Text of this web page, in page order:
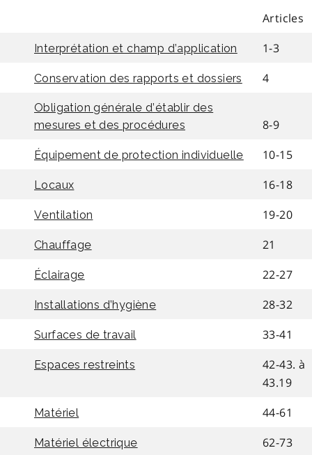
Articles
Interprétation et champ d’application 1-3
Conservation des rapports et dossiers 4
Obligation générale d’établir des
mesures et des procédures
8-9
Équipement de protection individuelle 10-15
Locaux 16-18
Ventilation 19-20
Chauffage 21
Éclairage 22-27
Installations d’hygiène 28-32
Surfaces de travail 33-41
Espaces restreints
42-43. à
43.19
Matériel 44-61
Matériel électrique 62-73